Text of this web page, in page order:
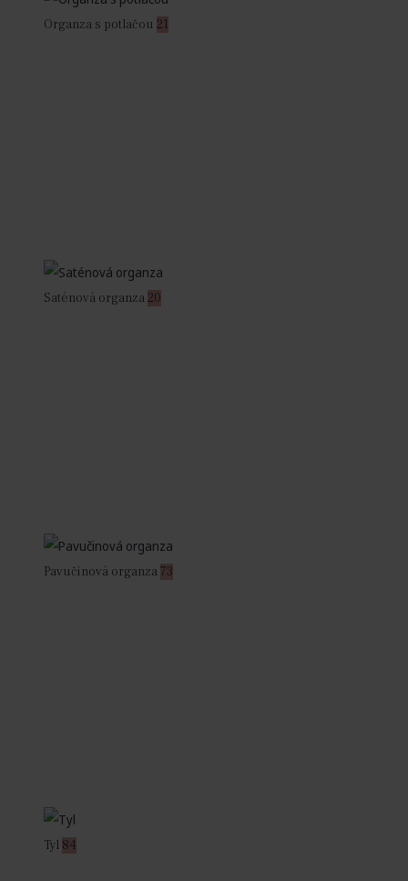
Organza s potlačou 21
Saténová organza 20
Pavučinová organza 73
Tyl 84